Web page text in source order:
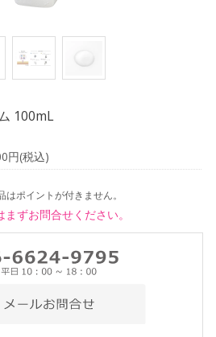
100mL
円(税込)
ポイントが付きません。
まずお問合せください。